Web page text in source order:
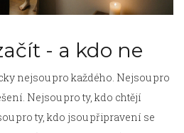
- a kdo ne
nejsou pro každého. Nejsou pro
Nejsou pro ty, kdo chtějí
pro ty, kdo jsou připravení se